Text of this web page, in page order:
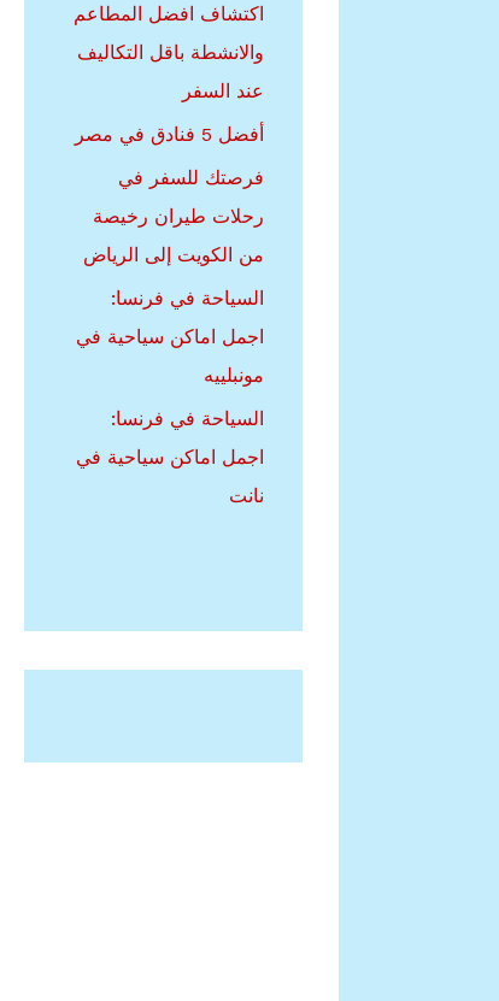
اكتشاف افضل المطاعم
والانشطة باقل التكاليف
عند السفر
أفضل 5 فنادق في مصر
فرصتك للسفر في
رحلات طيران رخيصة
من الكويت إلى الرياض
السياحة في فرنسا:
اجمل اماكن سياحية في
مونبلييه
السياحة في فرنسا:
اجمل اماكن سياحية في
نانت